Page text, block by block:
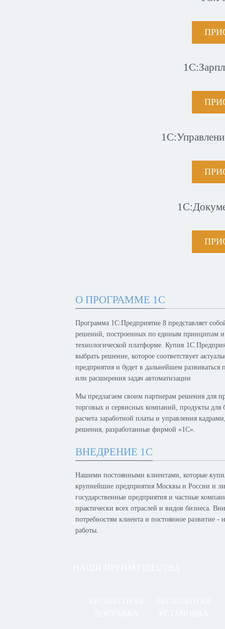
О ПРОГРАММЕ 1С
Программа 1С:Предприятие 8 представляет
решений, построенных по единым принципам
технологической платформе. Купив 1С
выбрать решение, которое соответствует
предприятия и будет в дальнейшем развиваться
или расширения задач автоматизации
Мы предлагаем своим партнерам решения для
торговых и сервисных компаний, продукты для
расчета заработной платы и управления
решения, разработанные фирмой «1С».
ВНЕДРЕНИЕ 1С
Нашими постоянными клиентами, которые
крупнейшие предприятия Москвы и России и
государственные предприятия и частные
практически всех отраслей и видов бизнеса.
потребностям клиента и постоянное развитие
работы.